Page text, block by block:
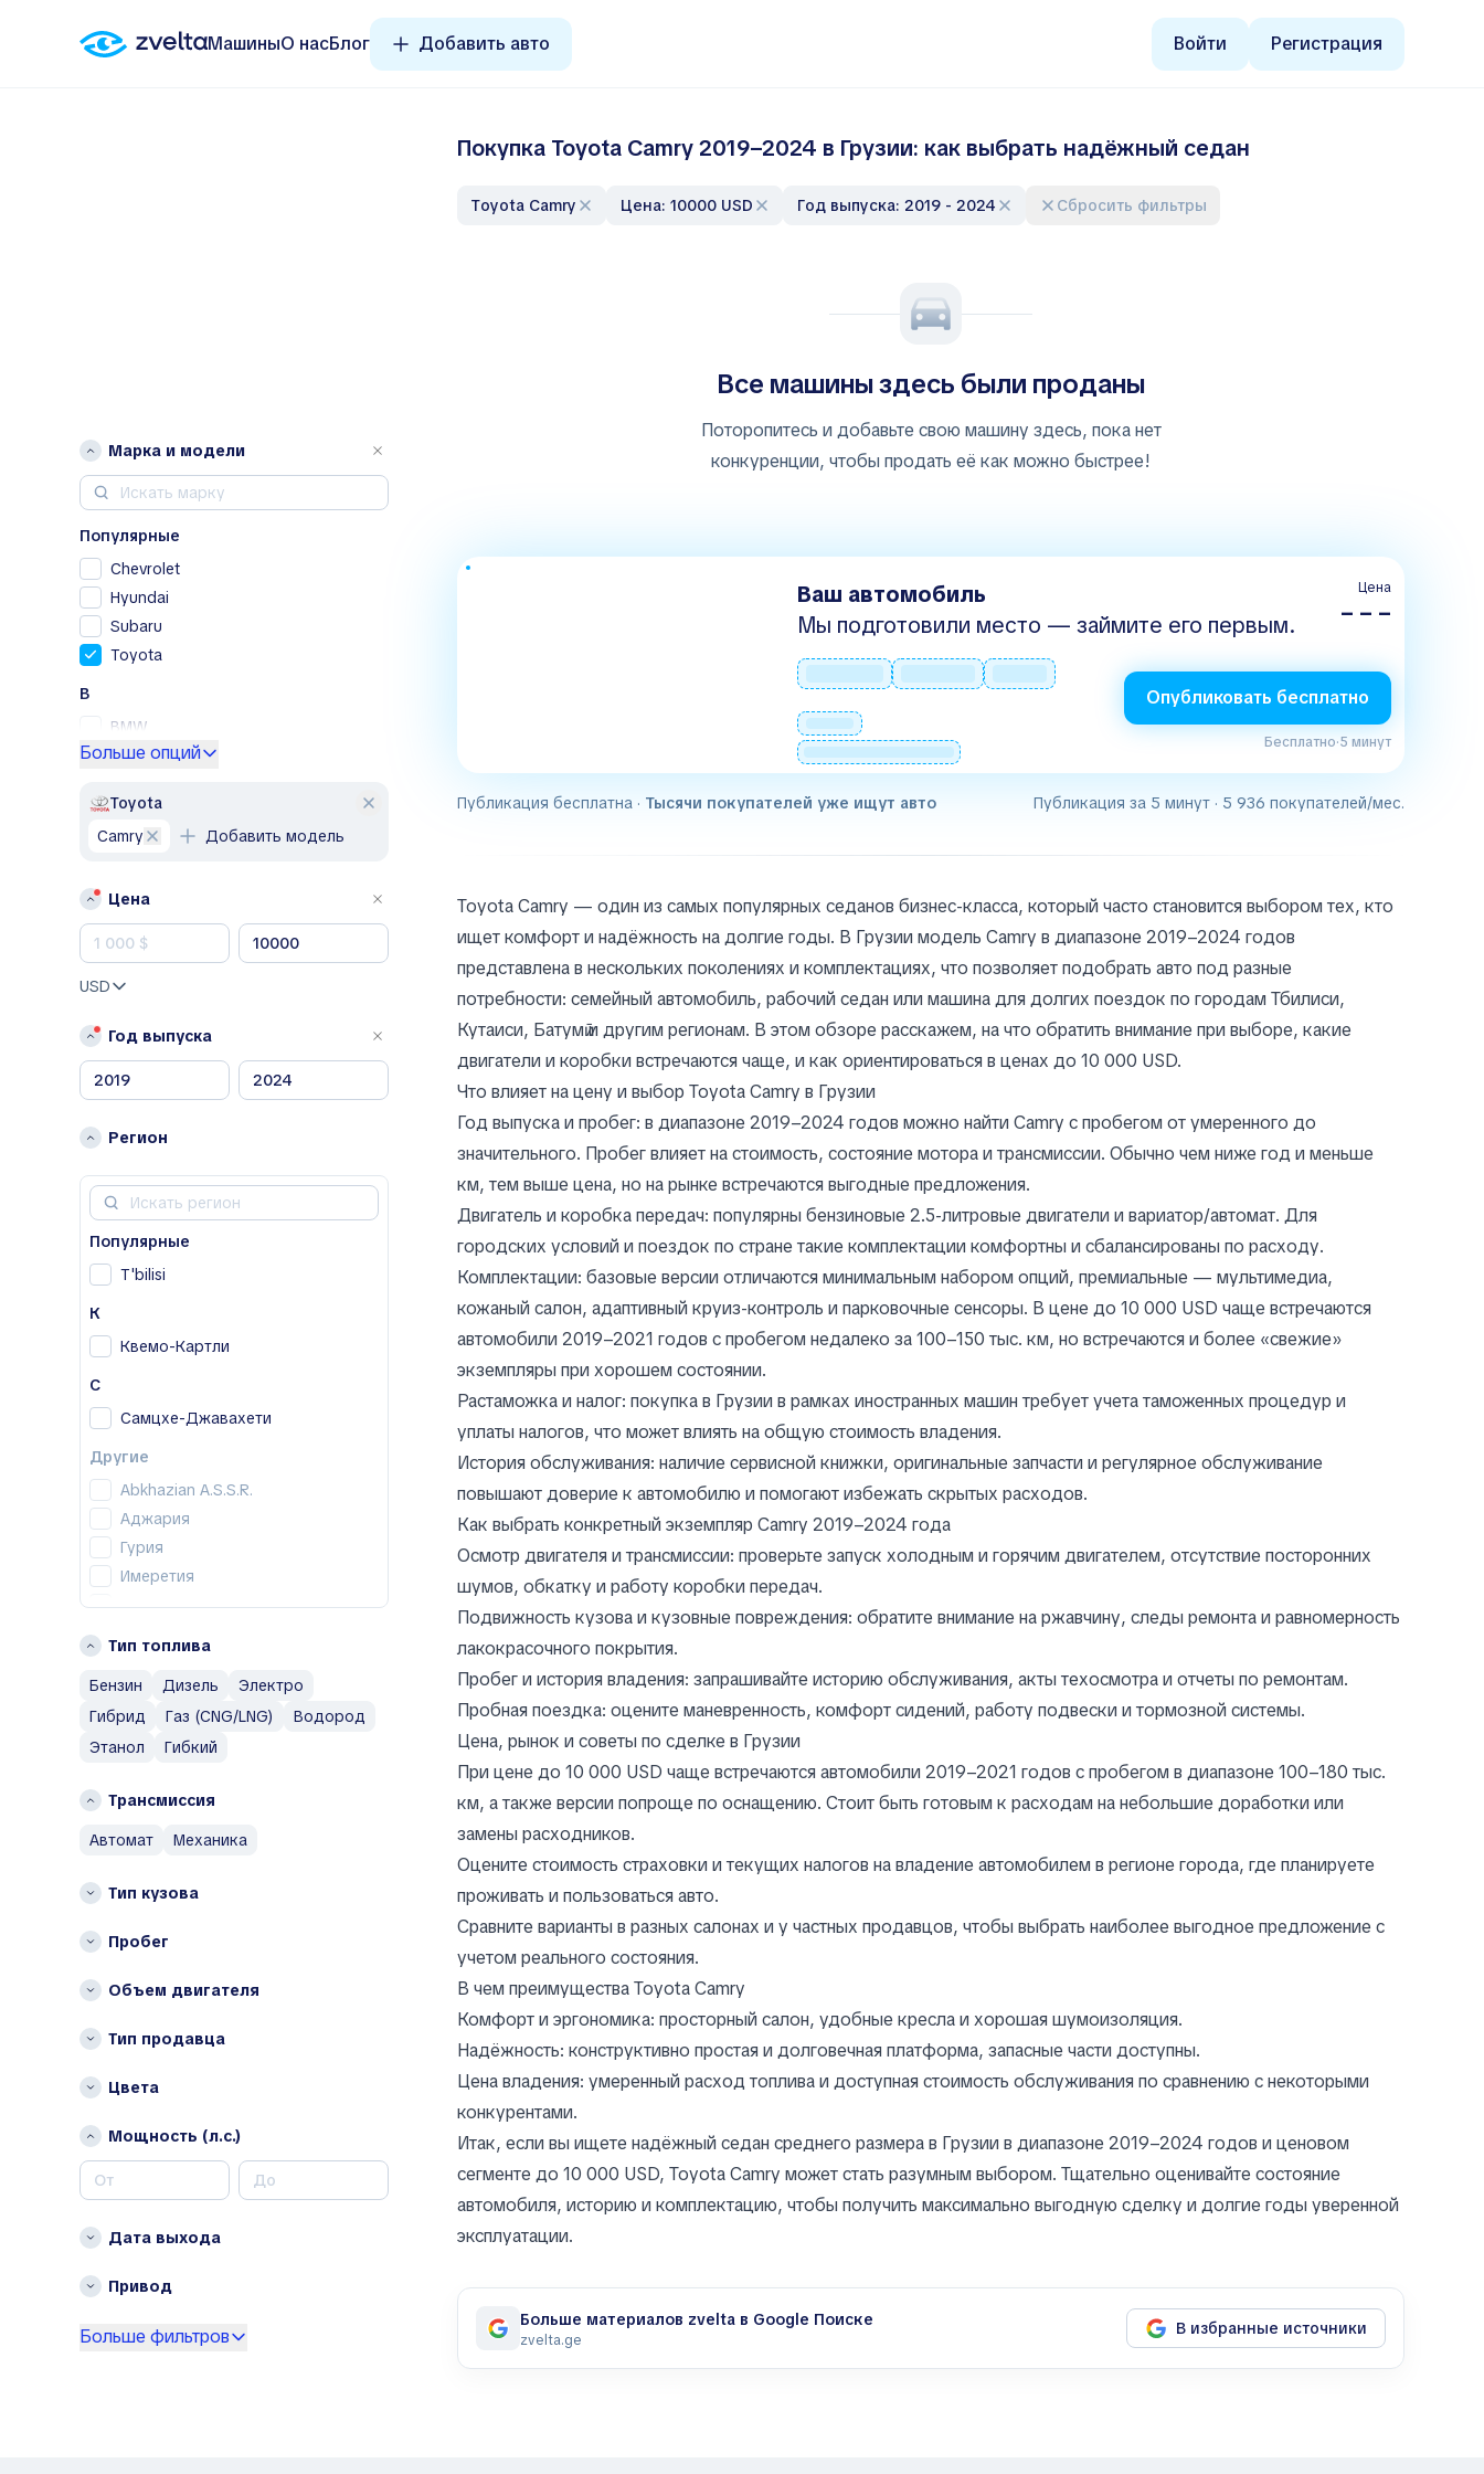
МашиныО насБлог Добавить авто Войти Регистрация
Марка и модели
Популярные
Chevrolet
Hyundai
Subaru
Toyota
B
BMW
Buick
J
Jeep
Jetta
K
Kia
L
Lexus
M
Mazda
Mercedes-Benz
Nissan
O
Opel
Volkswagen
Другие
Abarth
AC
ACE EV
Acura
Adler
Aixam
Al Damani
Alfa Romeo
Alpine
AM General
Apal
Ariel
Aston Martin
Audi
Austin
Austin Healey
Autobianchi
Avatr
BAIC
Baltijas Dzips
Больше опций
Toyota
Camry
Добавить модель
Цена
USD
Год выпуска
Регион
Популярные
T'bilisi
К
Квемо-Картли
С
Самцхе-Джавахети
Другие
Abkhazian A.S.S.R.
Аджария
Гурия
Имеретия
Кахетия
Сванетия
Самегрело — Земо-Сванети
Шида-Картли
Тип топлива
Бензин
Дизель
Электро
Гибрид
Газ (CNG/LNG)
Водород
Этанол
Гибкий
Трансмиссия
автомат
механика
Тип кузова
Пробег
Объем двигателя
Тип продавца
Цвета
Мощность (л.с.)
Дата выхода
Привод
Больше фильтров
Покупка Toyota Camry 2019–2024 в Грузии: как выбрать надёжный седан
Toyota Camry Цена: 10000 USD Год выпуска: 2019 - 2024 Сбросить фильтры
Все машины здесь были проданы
Поторопитесь и добавьте свою машину здесь, пока нет
конкуренции, чтобы продать её как можно быстрее!
Ваш автомобиль
Мы подготовили место — займите его первым.
Цена
– – –
Опубликовать бесплатно
Бесплатно·5 минут
Публикация бесплатна · Тысячи покупателей уже ищут авто Публикация за 5 минут · 5 936 покупателей/мес.
Toyota Camry — один из самых популярных седанов бизнес-класса, который часто становится выбором тех, кто
ищет комфорт и надёжность на долгие годы. В Грузии модель Camry в диапазоне 2019–2024 годов
представлена в нескольких поколениях и комплектациях, что позволяет подобрать авто под разные
потребности: семейный автомобиль, рабочий седан или машина для долгих поездок по городам Тбилиси,
Кутаиси, Батумӣ и другим регионам. В этом обзоре расскажем, на что обратить внимание при выборе, какие
двигатели и коробки встречаются чаще, и как ориентироваться в ценах до 10 000 USD.
Что влияет на цену и выбор Toyota Camry в Грузии
Год выпуска и пробег: в диапазоне 2019–2024 годов можно найти Camry с пробегом от умеренного до
значительного. Пробег влияет на стоимость, состояние мотора и трансмиссии. Обычно чем ниже год и меньше
км, тем выше цена, но на рынке встречаются выгодные предложения.
Двигатель и коробка передач: популярны бензиновые 2.5-литровые двигатели и вариатор/автомат. Для
городских условий и поездок по стране такие комплектации комфортны и сбалансированы по расходу.
Комплектации: базовые версии отличаются минимальным набором опций, премиальные — мультимедиа,
кожаный салон, адаптивный круиз-контроль и парковочные сенсоры. В цене до 10 000 USD чаще встречаются
автомобили 2019–2021 годов с пробегом недалеко за 100–150 тыс. км, но встречаются и более «свежие»
экземпляры при хорошем состоянии.
Растаможка и налог: покупка в Грузии в рамках иностранных машин требует учета таможенных процедур и
уплаты налогов, что может влиять на общую стоимость владения.
История обслуживания: наличие сервисной книжки, оригинальные запчасти и регулярное обслуживание
повышают доверие к автомобилю и помогают избежать скрытых расходов.
Как выбрать конкретный экземпляр Camry 2019–2024 года
Осмотр двигателя и трансмиссии: проверьте запуск холодным и горячим двигателем, отсутствие посторонних
шумов, обкатку и работу коробки передач.
Подвижность кузова и кузовные повреждения: обратите внимание на ржавчину, следы ремонта и равномерность
лакокрасочного покрытия.
Пробег и история владения: запрашивайте историю обслуживания, акты техосмотра и отчеты по ремонтам.
Пробная поездка: оцените маневренность, комфорт сидений, работу подвески и тормозной системы.
Цена, рынок и советы по сделке в Грузии
При цене до 10 000 USD чаще встречаются автомобили 2019–2021 годов с пробегом в диапазоне 100–180 тыс.
км, а также версии попроще по оснащению. Стоит быть готовым к расходам на небольшие доработки или
замены расходников.
Оцените стоимость страховки и текущих налогов на владение автомобилем в регионе города, где планируете
проживать и пользоваться авто.
Сравните варианты в разных салонах и у частных продавцов, чтобы выбрать наиболее выгодное предложение с
учетом реального состояния.
В чем преимущества Toyota Camry
Комфорт и эргономика: просторный салон, удобные кресла и хорошая шумоизоляция.
Надёжность: конструктивно простая и долговечная платформа, запасные части доступны.
Цена владения: умеренный расход топлива и доступная стоимость обслуживания по сравнению с некоторыми
конкурентами.
Итак, если вы ищете надёжный седан среднего размера в Грузии в диапазоне 2019–2024 годов и ценовом
сегменте до 10 000 USD, Toyota Camry может стать разумным выбором. Тщательно оценивайте состояние
автомобиля, историю и комплектацию, чтобы получить максимально выгодную сделку и долгие годы уверенной
эксплуатации.
Больше материалов zvelta в Google Поиске
zvelta.ge
В избранные источники